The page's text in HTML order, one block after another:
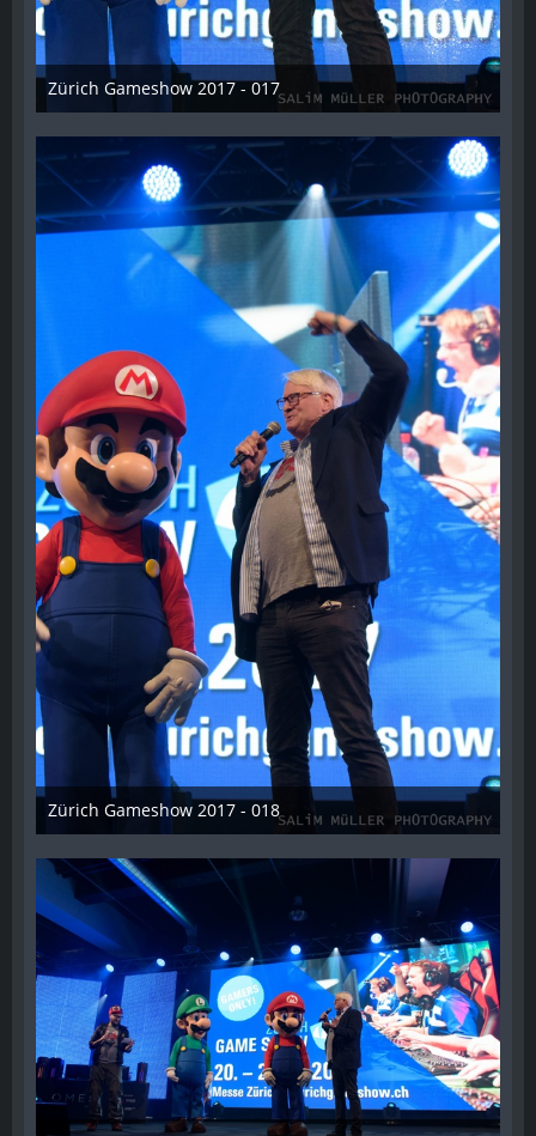
Zürich Gameshow 2017 - 017
28. Oktober 2017
Zürich Gameshow 2017 - 018
28. Oktober 2017